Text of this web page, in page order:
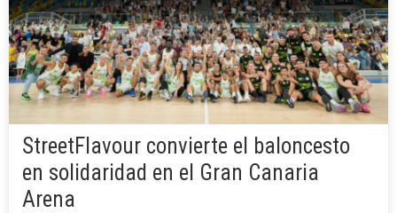
StreetFlavour convierte el baloncesto
en solidaridad en el Gran Canaria
Arena